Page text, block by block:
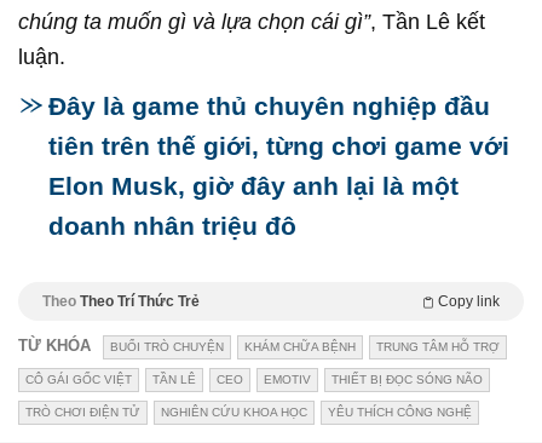
chúng ta muốn gì và lựa chọn cái gì”, Tần Lê kết
luận.
Đây là game thủ chuyên nghiệp đầu
tiên trên thế giới, từng chơi game với
Elon Musk, giờ đây anh lại là một
doanh nhân triệu đô
Theo Theo Trí Thức Trẻ Copy link
TỪ KHÓA BUỔI TRÒ CHUYỆN KHÁM CHỮA BỆNH TRUNG TÂM HỖ TRỢ
CÔ GÁI GỐC VIỆT TẦN LÊ CEO EMOTIV THIẾT BỊ ĐỌC SÓNG NÃO
TRÒ CHƠI ĐIỆN TỬ NGHIÊN CỨU KHOA HỌC YÊU THÍCH CÔNG NGHỆ